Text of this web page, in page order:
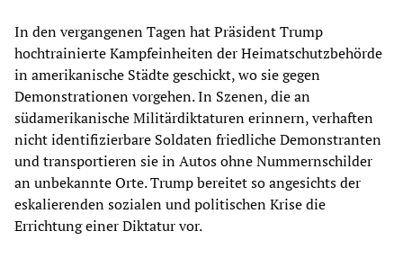
In den vergangenen Tagen hat Präsident Trump
hochtrainierte Kampfeinheiten der Heimatschutzbehörde
in amerikanische Städte geschickt, wo sie gegen
Demonstrationen vorgehen. In Szenen, die an
südamerikanische Militärdiktaturen erinnern, verhaften
nicht identifizierbare Soldaten friedliche Demonstranten
und transportieren sie in Autos ohne Nummernschilder
an unbekannte Orte. Trump bereitet so angesichts der
eskalierenden sozialen und politischen Krise die
Errichtung einer Diktatur vor.